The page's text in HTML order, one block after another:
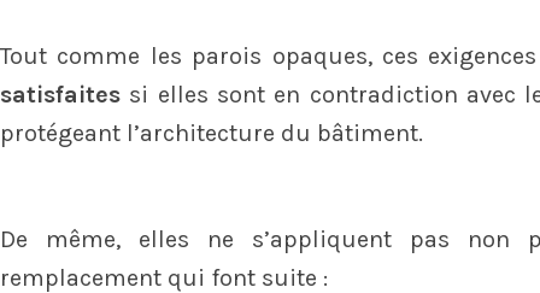
Tout comme les parois opaques, ces
satisfaites si elles sont en contradiction avec
protégeant l’architecture du bâtiment.
De même, elles ne s’appliquent pas non
remplacement qui font suite :